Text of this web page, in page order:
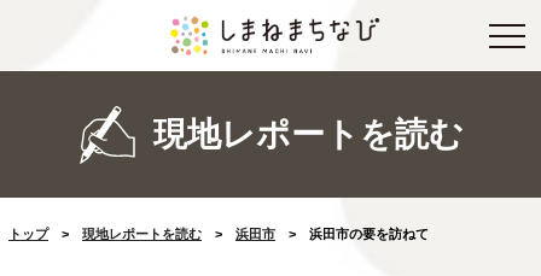
現地レポートを読む
トップ> 現地レポートを読む > 浜田市 > 浜田市の要を訪ねて